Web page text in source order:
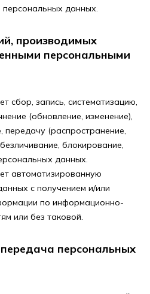
данных.
производимых
персональными
сбор, запись, систематизацию,
(обновление, изменение),
передачу (распространение,
блокирование,
данных.
автоматизированную
с получением и/или
по информационно-
или без таковой.
персональных